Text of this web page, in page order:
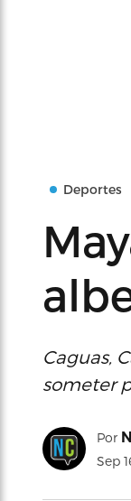
Deportes
Caguas,
someter
Por
Sep